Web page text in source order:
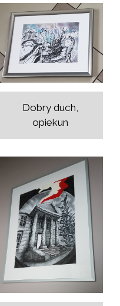
Dobry duch,
opiekun